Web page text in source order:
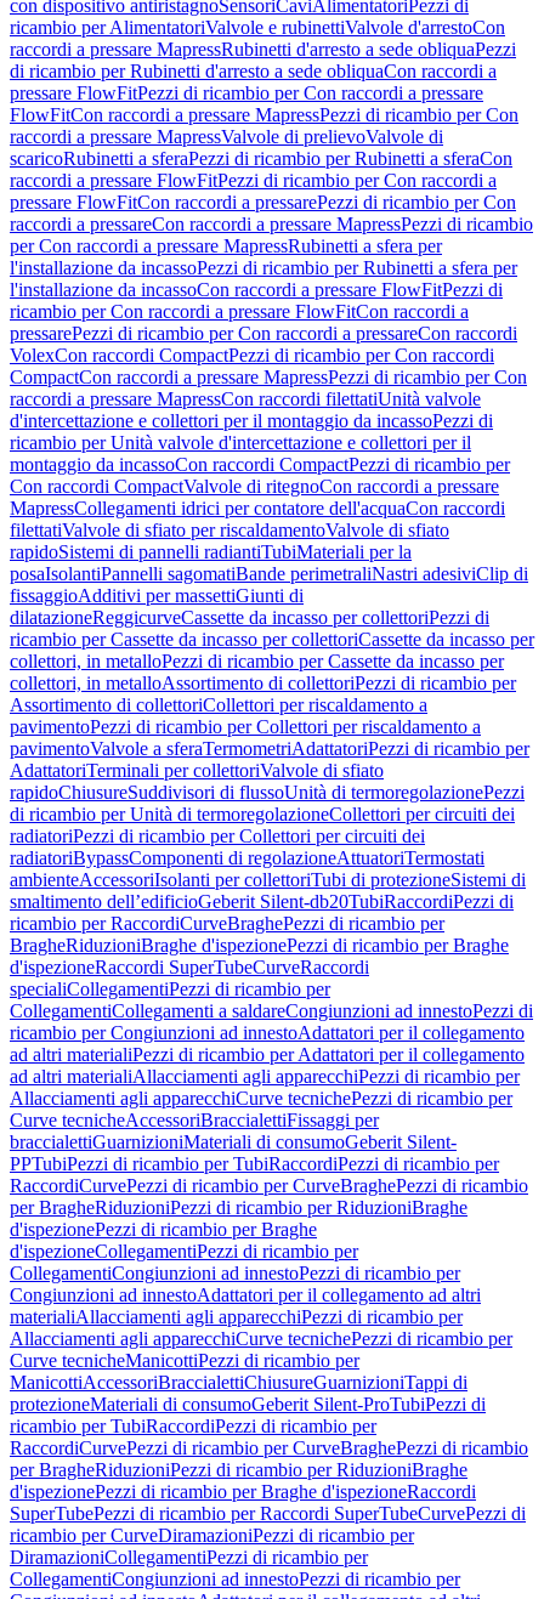
con dispositivo antiristagnoSensoriCaviAlimentatori Pezzi di
ricambio per AlimentatoriValvole e rubinettiValvole d'arrestoCon
raccordi a pressare MapressRubinetti d'arresto a sede obliquaPezzi
di ricambio per Rubinetti d'arresto a sede obliquaCon raccordi a
pressare FlowFitPezzi di ricambio per Con raccordi a pressare
FlowFitCon raccordi a pressare MapressPezzi di ricambio per Con
raccordi a pressare MapressValvole di prelievoValvole di
scaricoRubinetti a sferaPezzi di ricambio per Rubinetti a sferaCon
raccordi a pressare FlowFitPezzi di ricambio per Con raccordi a
pressare FlowFitCon raccordi a pressarePezzi di ricambio per Con
raccordi a pressareCon raccordi a pressare MapressPezzi di ricambio
per Con raccordi a pressare MapressRubinetti a sfera per
l'installazione da incassoPezzi di ricambio per Rubinetti a sfera per
l'installazione da incassoCon raccordi a pressare FlowFitPezzi di
ricambio per Con raccordi a pressare FlowFitCon raccordi a
pressarePezzi di ricambio per Con raccordi a pressareCon raccordi
VolexCon raccordi CompactPezzi di ricambio per Con raccordi
CompactCon raccordi a pressare MapressPezzi di ricambio per Con
raccordi a pressare MapressCon raccordi filettatiUnità valvole
d'intercettazione e collettori per il montaggio da incassoPezzi di
ricambio per Unità valvole d'intercettazione e collettori per il
montaggio da incassoCon raccordi CompactPezzi di ricambio per
Con raccordi CompactValvole di ritegnoCon raccordi a pressare
MapressCollegamenti idrici per contatore dell'acquaCon raccordi
filettatiValvole di sfiato per riscaldamentoValvole di sfiato
rapidoSistemi di pannelli radiantiTubiMateriali per la
posaIsolantiPannelli sagomatiBande perimetraliNastri adesiviClip di
fissaggioAdditivi per massettiGiunti di
dilatazioneReggicurveCassette da incasso per collettoriPezzi di
ricambio per Cassette da incasso per collettoriCassette da incasso per
collettori, in metalloPezzi di ricambio per Cassette da incasso per
collettori, in metalloAssortimento di collettoriPezzi di ricambio per
Assortimento di collettoriCollettori per riscaldamento a
pavimentoPezzi di ricambio per Collettori per riscaldamento a
pavimentoValvole a sferaTermometriAdattatoriPezzi di ricambio per
AdattatoriTerminali per collettoriValvole di sfiato
rapidoChiusureSuddivisori di flussoUnità di termoregolazionePezzi
di ricambio per Unità di termoregolazioneCollettori per circuiti dei
radiatoriPezzi di ricambio per Collettori per circuiti dei
radiatoriBypassComponenti di regolazioneAttuatoriTermostati
ambienteAccessoriIsolanti per collettoriTubi di protezioneSistemi di
smaltimento dell’edificioGeberit Silent-db20TubiRaccordiPezzi di
ricambio per RaccordiCurveBraghePezzi di ricambio per
BragheRiduzioniBraghe d'ispezionePezzi di ricambio per Braghe
d'ispezioneRaccordi SuperTubeCurveRaccordi
specialiCollegamentiPezzi di ricambio per
CollegamentiCollegamenti a saldareCongiunzioni ad innestoPezzi di
ricambio per Congiunzioni ad innestoAdattatori per il collegamento
ad altri materialiPezzi di ricambio per Adattatori per il collegamento
ad altri materialiAllacciamenti agli apparecchiPezzi di ricambio per
Allacciamenti agli apparecchiCurve tecnichePezzi di ricambio per
Curve tecnicheAccessoriBraccialettiFissaggi per
braccialettiGuarnizioniMateriali di consumoGeberit Silent-
PPTubiPezzi di ricambio per TubiRaccordiPezzi di ricambio per
RaccordiCurvePezzi di ricambio per CurveBraghePezzi di ricambio
per BragheRiduzioniPezzi di ricambio per RiduzioniBraghe
d'ispezionePezzi di ricambio per Braghe
d'ispezioneCollegamentiPezzi di ricambio per
CollegamentiCongiunzioni ad innestoPezzi di ricambio per
Congiunzioni ad innestoAdattatori per il collegamento ad altri
materialiAllacciamenti agli apparecchiPezzi di ricambio per
Allacciamenti agli apparecchiCurve tecnichePezzi di ricambio per
Curve tecnicheManicottiPezzi di ricambio per
ManicottiAccessoriBraccialettiChiusureGuarnizioniTappi di
protezioneMateriali di consumoGeberit Silent-ProTubiPezzi di
ricambio per TubiRaccordiPezzi di ricambio per
RaccordiCurvePezzi di ricambio per CurveBraghePezzi di ricambio
per BragheRiduzioniPezzi di ricambio per RiduzioniBraghe
d'ispezionePezzi di ricambio per Braghe d'ispezioneRaccordi
SuperTubePezzi di ricambio per Raccordi SuperTubeCurvePezzi di
ricambio per CurveDiramazioniPezzi di ricambio per
DiramazioniCollegamentiPezzi di ricambio per
CollegamentiCongiunzioni ad innestoPezzi di ricambio per